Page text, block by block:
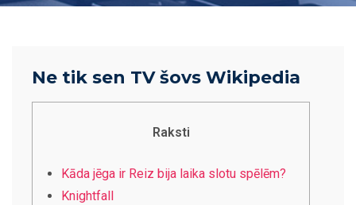
Ne tik sen TV šovs Wikipedia
Raksti
Kāda jēga ir Reiz bija laika slotu spēlēm?
Knightfall